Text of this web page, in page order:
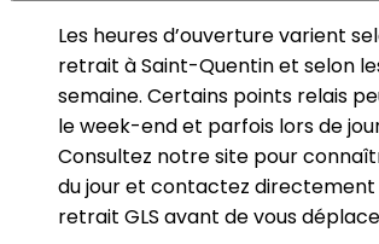
Les heures d’ouverture varient
retrait à Saint-Quentin et selon
semaine. Certains points relais
le week-end et parfois lors de
Consultez notre site pour
du jour et contactez
retrait GLS avant de vous